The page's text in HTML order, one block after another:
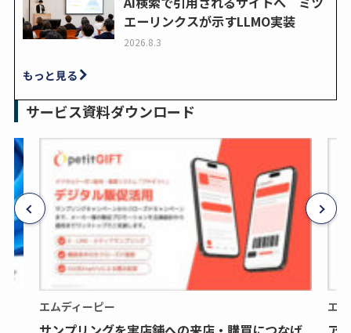
エーリンクスが示すLLMO実装
2026.8.3
もっと見る
サービス資料ダウンロード
エムディーピー エ